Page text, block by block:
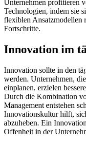
Unternehmen profitieren
Technologien, indem sie
flexiblen Ansatzmodellen
Fortschritte.
Innovation im
Innovation sollte in den
werden. Unternehmen,
einplanen, erzielen
Durch die Kombination
Management entstehen
Innovationskultur hilft,
abzuheben. Ein
Offenheit in der